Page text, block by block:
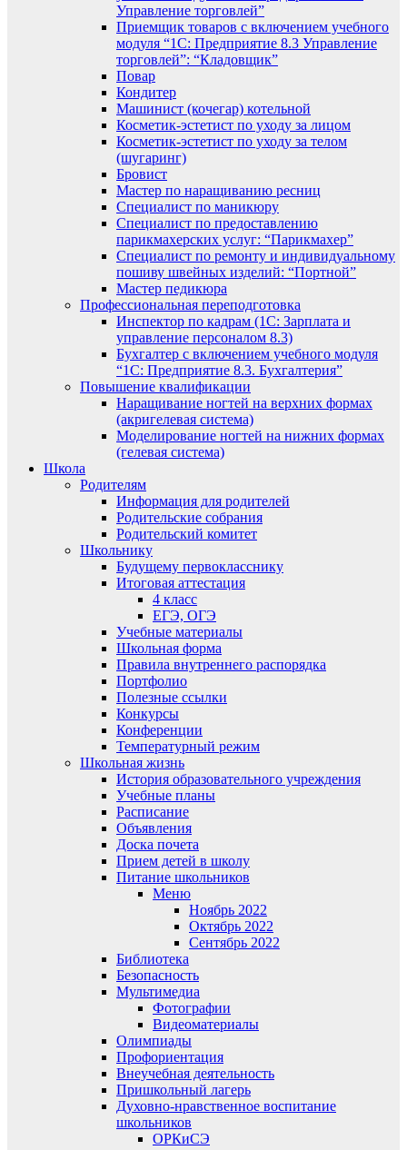
Управление торговлей”
Приемщик товаров с включением учебного
модуля “1С: Предприятие 8.3 Управление
торговлей”: “Кладовщик”
Повар
Кондитер
Машинист (кочегар) котельной
Косметик-эстетист по уходу за лицом
Косметик-эстетист по уходу за телом
(шугаринг)
Бровист
Мастер по наращиванию ресниц
Специалист по маникюру
Специалист по предоставлению
парикмахерских услуг: “Парикмахер”
Специалист по ремонту и индивидуальному
пошиву швейных изделий: “Портной”
Мастер педикюра
Профессиональная переподготовка
Инспектор по кадрам (1С: Зарплата и
управление персоналом 8.3)
Бухгалтер с включением учебного модуля
“1С: Предприятие 8.3. Бухгалтерия”
Повышение квалификации
Наращивание ногтей на верхних формах
(акригелевая система)
Моделирование ногтей на нижних формах
(гелевая система)
Школа
Родителям
Информация для родителей
Родительские собрания
Родительский комитет
Школьнику
Будущему первокласснику
Итоговая аттестация
4 класс
ЕГЭ, ОГЭ
Учебные материалы
Школьная форма
Правила внутреннего распорядка
Портфолио
Полезные ссылки
Конкурсы
Конференции
Температурный режим
Школьная жизнь
История образовательного учреждения
Учебные планы
Расписание
Объявления
Доска почета
Прием детей в школу
Питание школьников
Меню
Ноябрь 2022
Октябрь 2022
Сентябрь 2022
Библиотека
Безопасность
Мультимедиа
Фотографии
Видеоматериалы
Олимпиады
Профориентация
Внеучебная деятельность
Пришкольный лагерь
Духовно-нравственное воспитание
школьников
ОРКиСЭ